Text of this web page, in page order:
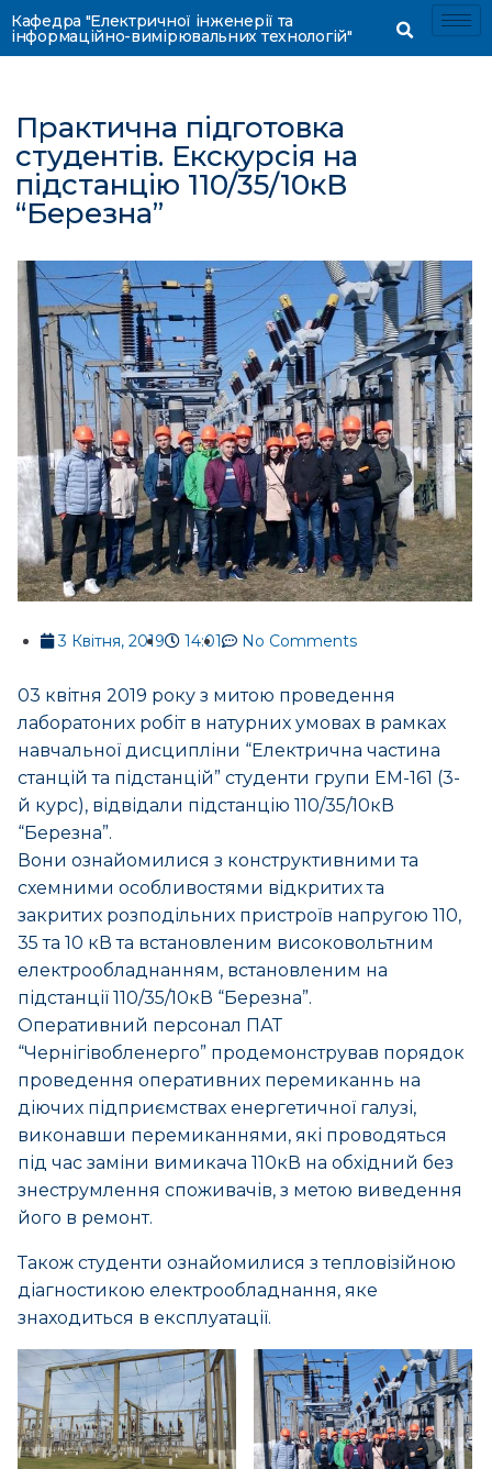
Кафедра "Електричної інженерії та
інформаційно-вимірювальних технологій"
Практична підготовка
студентів. Eкскурсія на
підстанцію 110/35/10кВ
“Березна”
3 Квітня, 2019 14:01 No Comments
03 квітня 2019 року з митою проведення
лаборатоних робіт в натурних умовах в рамках
навчальної дисципліни “Електрична частина
станцій та підстанцій” студенти групи ЕМ-161 (3-
й курс), відвідали підстанцію 110/35/10кВ
“Березна”.
Вони ознайомилися з конструктивними та
схемними особливостями відкритих та
закритих розподільних пристроїв напругою 110,
35 та 10 кВ та встановленим високовольтним
електрообладнанням, встановленим на
підстанції 110/35/10кВ “Березна”.
Оперативний персонал ПАТ
“Чернігівобленерго” продемонстрував порядок
проведення оперативних перемиканнь на
діючих підприємствах енергетичної галузі,
виконавши перемиканнями, які проводяться
під час заміни вимикача 110кВ на обхідний без
знеструмлення споживачів, з метою виведення
його в ремонт.
Також студенти ознайомилися з тепловізійною
діагностикою електрообладнання, яке
знаходиться в експлуатації.